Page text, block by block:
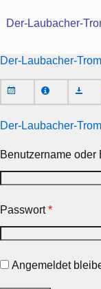
Der-Laubacher-
Der-Laubacher-
Der-Laubacher-
Benutzername oder
Passwort*
Angemeldet